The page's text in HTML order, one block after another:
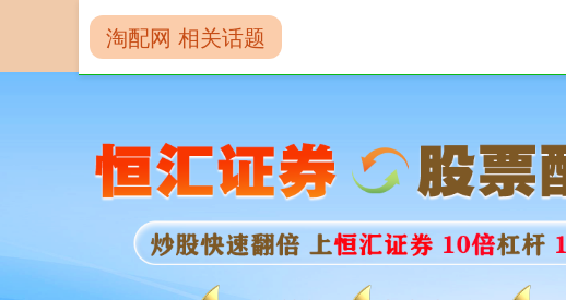
淘配网 相关话题